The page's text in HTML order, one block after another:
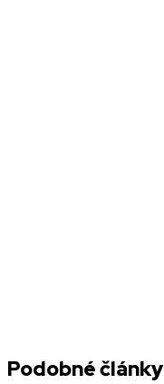
Podobné články